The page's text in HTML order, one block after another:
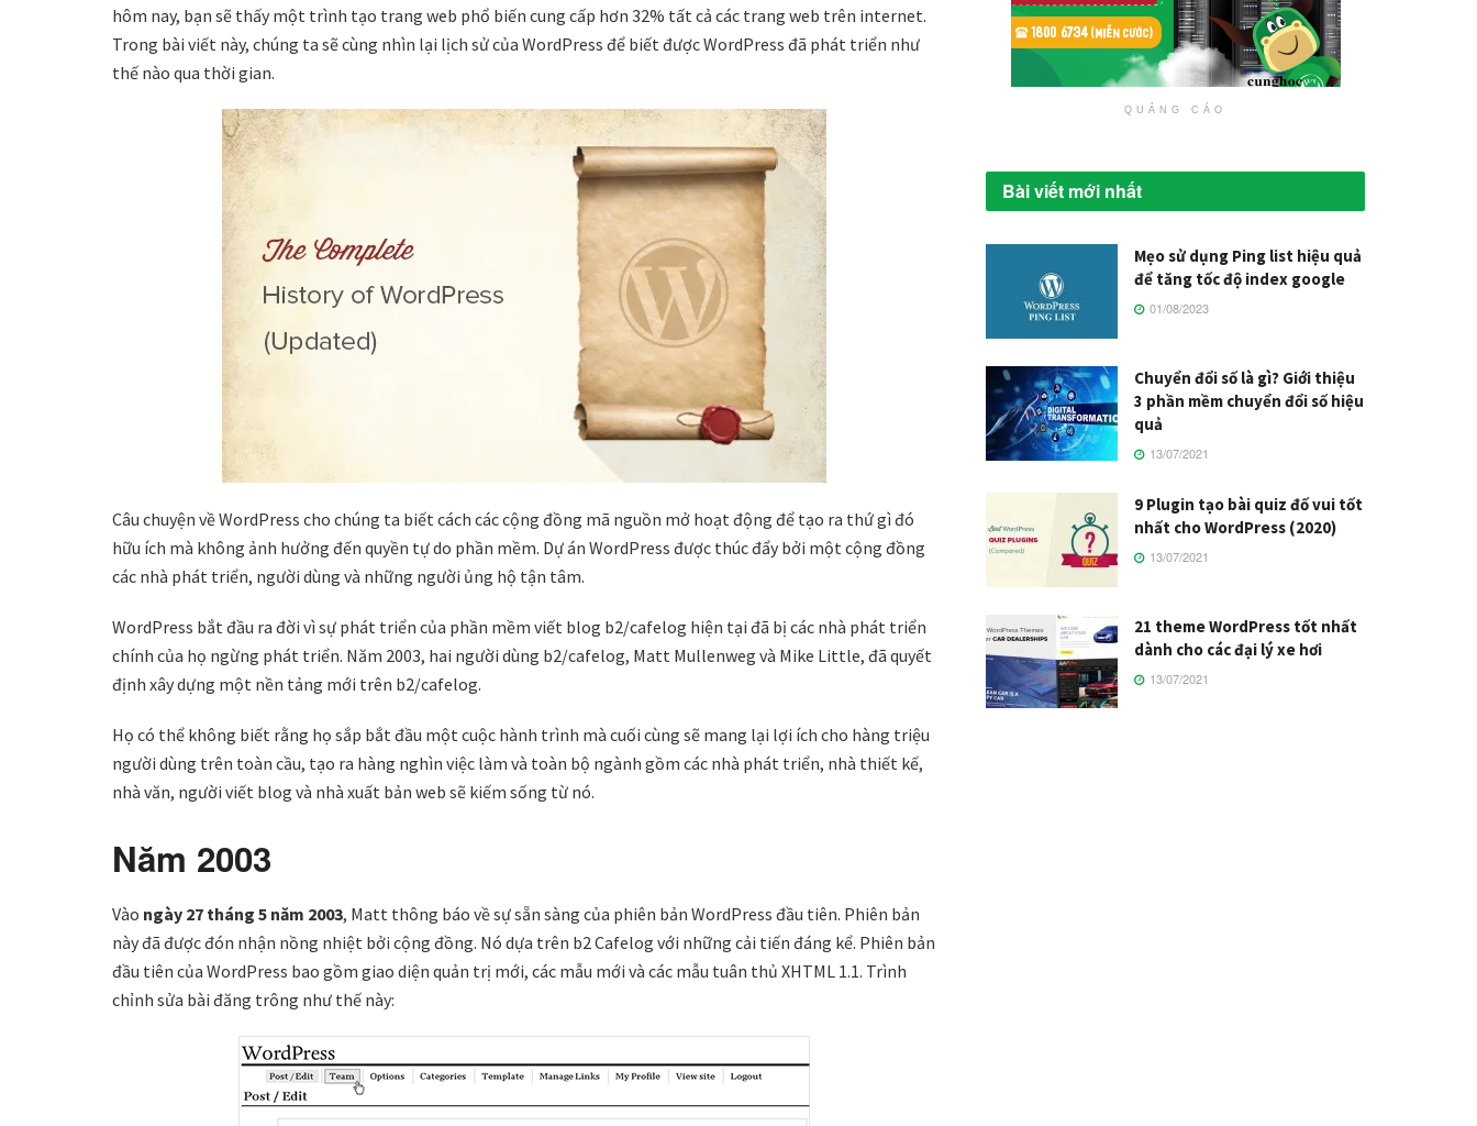
hôm nay, bạn sẽ thấy một trình tạo trang web phổ biến cung cấp hơn 32% tất cả các trang web trên internet.
Trong bài viết này, chúng ta sẽ cùng nhìn lại lịch sử của WordPress để biết được WordPress đã phát triển như
thế nào qua thời gian.
Câu chuyện về WordPress cho chúng ta biết cách các cộng đồng mã nguồn mở hoạt động để tạo ra thứ gì đó
hữu ích mà không ảnh hưởng đến quyền tự do phần mềm. Dự án WordPress được thúc đẩy bởi một cộng đồng
các nhà phát triển, người dùng và những người ủng hộ tận tâm.
WordPress bắt đầu ra đời vì sự phát triển của phần mềm viết blog b2/cafelog hiện tại đã bị các nhà phát triển
chính của họ ngừng phát triển. Năm 2003, hai người dùng b2/cafelog, Matt Mullenweg và Mike Little, đã quyết
định xây dựng một nền tảng mới trên b2/cafelog.
Họ có thể không biết rằng họ sắp bắt đầu một cuộc hành trình mà cuối cùng sẽ mang lại lợi ích cho hàng triệu
người dùng trên toàn cầu, tạo ra hàng nghìn việc làm và toàn bộ ngành gồm các nhà phát triển, nhà thiết kế,
nhà văn, người viết blog và nhà xuất bản web sẽ kiếm sống từ nó.
Năm 2003
Vào ngày 27 tháng 5 năm 2003, Matt thông báo về sự sẵn sàng của phiên bản WordPress đầu tiên. Phiên bản
này đã được đón nhận nồng nhiệt bởi cộng đồng. Nó dựa trên b2 Cafelog với những cải tiến đáng kể. Phiên bản
đầu tiên của WordPress bao gồm giao diện quản trị mới, các mẫu mới và các mẫu tuân thủ XHTML 1.1. Trình
chỉnh sửa bài đăng trông như thế này:
QUẢNG CÁO
Bài viết mới nhất
Mẹo sử dụng Ping list hiệu quả
để tăng tốc độ index google
01/08/2023
Chuyển đổi số là gì? Giới thiệu
3 phần mềm chuyển đổi số hiệu
quả
13/07/2021
9 Plugin tạo bài quiz đố vui tốt
nhất cho WordPress (2020)
13/07/2021
21 theme WordPress tốt nhất
dành cho các đại lý xe hơi
13/07/2021